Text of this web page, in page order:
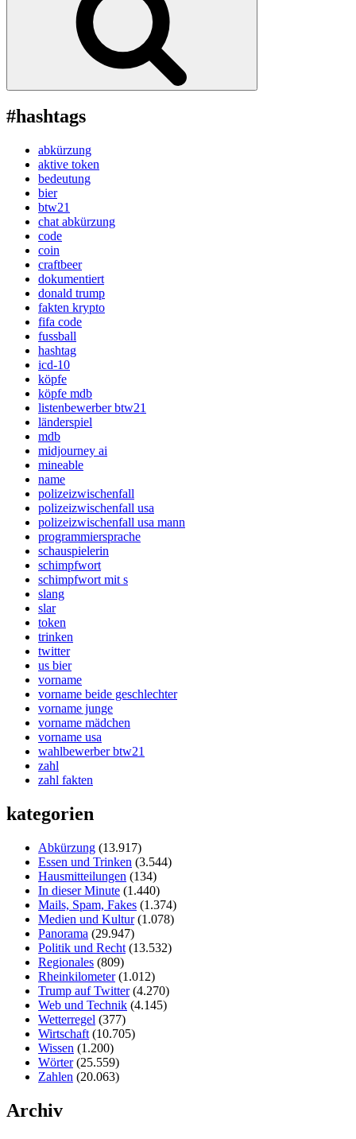
#hashtags
abkürzung
aktive token
bedeutung
bier
btw21
chat abkürzung
code
coin
craftbeer
dokumentiert
donald trump
fakten krypto
fifa code
fussball
hashtag
icd-10
köpfe
köpfe mdb
listenbewerber btw21
länderspiel
mdb
midjourney ai
mineable
name
polizeizwischenfall
polizeizwischenfall usa
polizeizwischenfall usa mann
programmiersprache
schauspielerin
schimpfwort
schimpfwort mit s
slang
slar
token
trinken
twitter
us bier
vorname
vorname beide geschlechter
vorname junge
vorname mädchen
vorname usa
wahlbewerber btw21
zahl
zahl fakten
kategorien
Abkürzung (13.917)
Essen und Trinken (3.544)
Hausmitteilungen (134)
In dieser Minute (1.440)
Mails, Spam, Fakes (1.374)
Medien und Kultur(1.078)
Panorama (29.947)
Politik und Recht (13.532)
Regionales (809)
Rheinkilometer(1.012)
Trump auf Twitter(4.270)
Web und Technik (4.145)
Wetterregel (377)
Wirtschaft (10.705)
Wissen (1.200)
Wörter(25.559)
Zahlen (20.063)
Archiv